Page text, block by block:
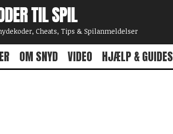
TIL SPIL
Cheats, Tips & Spilanmeldelser
OM SNYD VIDEO HJÆLP & GUIDES